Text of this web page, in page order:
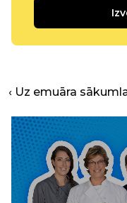
‹ Uz emuāra